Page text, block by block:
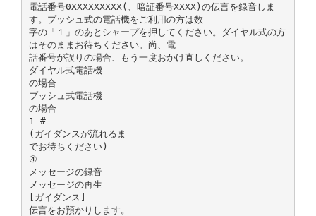
電話番号0XXXXXXXXX(、暗証番号XXXX)の伝言を録音しま
す。プッシュ式の電話機をご利用の方は数
字の「１」のあとシャープを押してください。ダイヤル式の方
はそのままお待ちください。尚、電
話番号が誤りの場合、もう一度おかけ直しください。
ダイヤル式電話機
の場合
プッシュ式電話機
の場合
1 #
(ガイダンスが流れるま
でお待ちください)
④
メッセージの録音
メッセージの再生
[ガイダンス]
伝言をお預かりします。